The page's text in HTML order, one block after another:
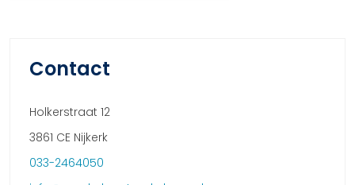
deze verrassend ruime, goed onderhouden woning. In de
paneeldeur naar de woonkamer. De laminaatvloer, het
tapijt op de trap en het behang op de muren vormt een
mooi geheel.
Contact
Holkerstraat 12
3861 CE Nijkerk
033-2464050